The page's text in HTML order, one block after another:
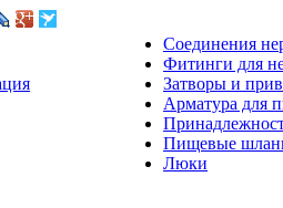
Соединения
Фитинги для
Затворы и
Арматура для
Пищевые
Люки